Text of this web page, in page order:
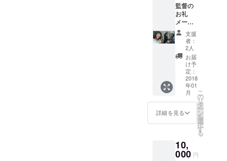
監督の
お礼
メール
監督、
好きな
主演女
優俳優
のサイ
ン エン
ドロー
ルクレ
ジット
監督の
作詞作
曲2曲入
りCDプ
ト
支援
者：
2人
お届
け予
定：
2018
年01
月
詳細を見る
こ
の
リ
タ
ー
ン
を
選
択
す
る
10,
000 円